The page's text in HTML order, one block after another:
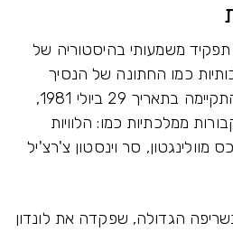
משמעותי בהיסטוריה של
כמו החתונה של הנסיך
צ'רלס והנסיכה דיאנה שהתקיימה בתאריך 29 ביולי 1981,
ממלכתיות כמו: הלוויות
מוולינגטון, סר וינסטון צ'רצ'יל
הגדולה, שפקדה את לונדון